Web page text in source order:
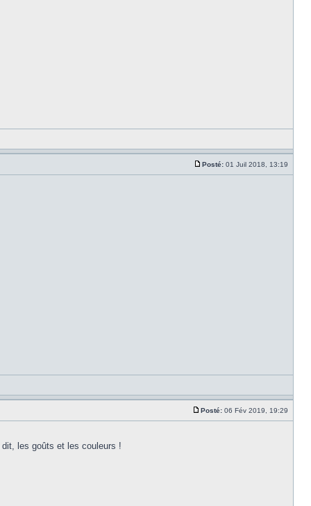
Posté: 01 Juil 2018, 13:19
Posté: 06 Fév 2019, 19:29
les goûts et les couleurs !